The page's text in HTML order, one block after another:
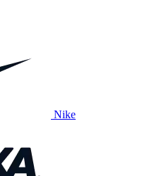
Nike